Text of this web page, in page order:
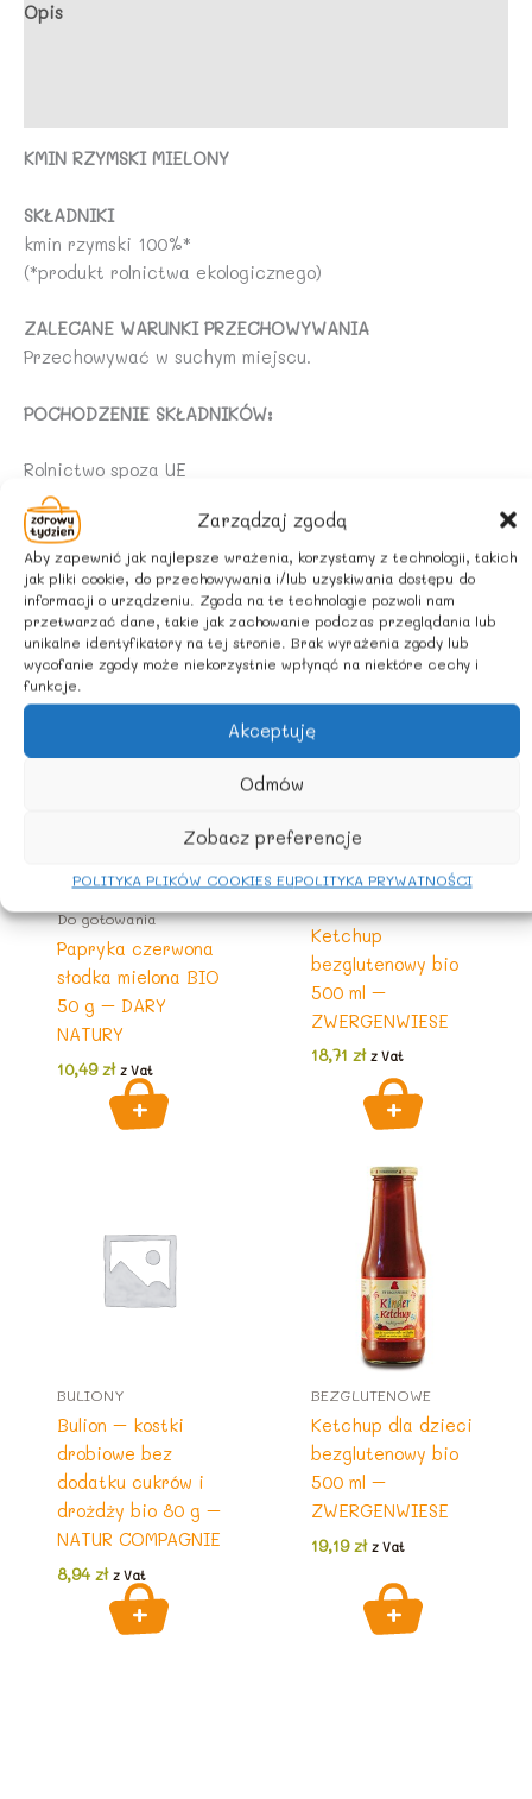
Zarządzaj zgodą
Aby zapewnić jak najlepsze wrażenia, korzystamy z technologii, takich
jak pliki cookie, do przechowywania i/lub uzyskiwania dostępu do
informacji o urządzeniu. Zgoda na te technologie pozwoli nam
przetwarzać dane, takie jak zachowanie podczas przeglądania lub
unikalne identyfikatory na tej stronie. Brak wyrażenia zgody lub
wycofanie zgody może niekorzystnie wpłynąć na niektóre cechy i
funkcje.
Akceptuję
Odmów
Zobacz preferencje
POLITYKA PLIKÓW COOKIES EUPOLITYKA PRYWATNOŚCI
Opis
KMIN RZYMSKI MIELONY
SKŁADNIKI
kmin rzymski 100%*
(*produkt rolnictwa ekologicznego)
ZALECANE WARUNKI PRZECHOWYWANIA
Przechowywać w suchym miejscu.
POCHODZENIE SKŁADNIKÓW:
Rolnictwo spoza UE
Podobne produkty
Do gotowania
Papryka czerwona
słodka mielona BIO
50 g – DARY
NATURY
10,49zł z Vat
Ketchup
bezglutenowy bio
500 ml –
ZWERGENWIESE
18,71 zł z Vat
BULIONY
Bulion – kostki
drobiowe bez
dodatku cukrów i
drożdży bio 80 g –
NATUR COMPAGNIE
8,94 zł z Vat
BEZGLUTENOWE
Ketchup dla dzieci
bezglutenowy bio
500 ml –
ZWERGENWIESE
19,19zł z Vat